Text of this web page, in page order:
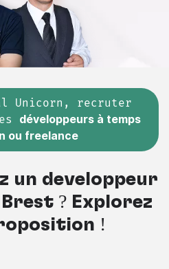
Unicorn, recruter
développeurs à temps
ou freelance
un développeur
? Explorez
!